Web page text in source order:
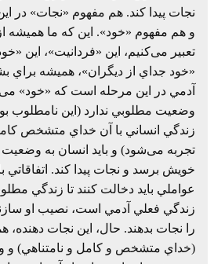
نجات پيدا کند. هم مفهوم «نجات» در
و هم مفهوم «خود». اين که ما هميشه
تعبير می‌کنيم، اين «فردانيت»، اين
«خود جداي از ديگران»، هميشه براي
آدمي در اين مرحله است که «خود»
وضعيت مطلوبي ندارد (اين نامطلوب
زندگي انساني با آن خداي متشخص کامل
تجربه می‌شود) و بايد انسان به وضعيت
خويش برسد و نجات پيدا کند. اتفاقاتي
عواملي بايد دخالت کنند تا زندگي
زندگي فعلي آدمي است، نصيب او
را نجات بدهند. حال، اين نجات دهنده،
(خداي متشخص و کامل و نامتناهي)